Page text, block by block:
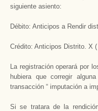
siguiente asiento:
Débito: Anticipos a Rendir
Crédito: Anticipos Distrito. X (
La registración operará por
hubiera que corregir
transacción “ imputación a
Si se tratara de la